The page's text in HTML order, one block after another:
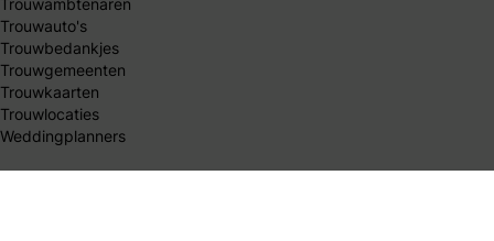
Trouwauto's
Trouwbedankjes
Trouwgemeenten
Trouwkaarten
Trouwlocaties
Weddingplanners